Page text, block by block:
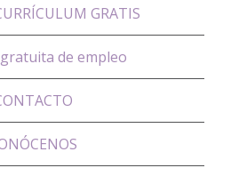
GRATIS
de empleo